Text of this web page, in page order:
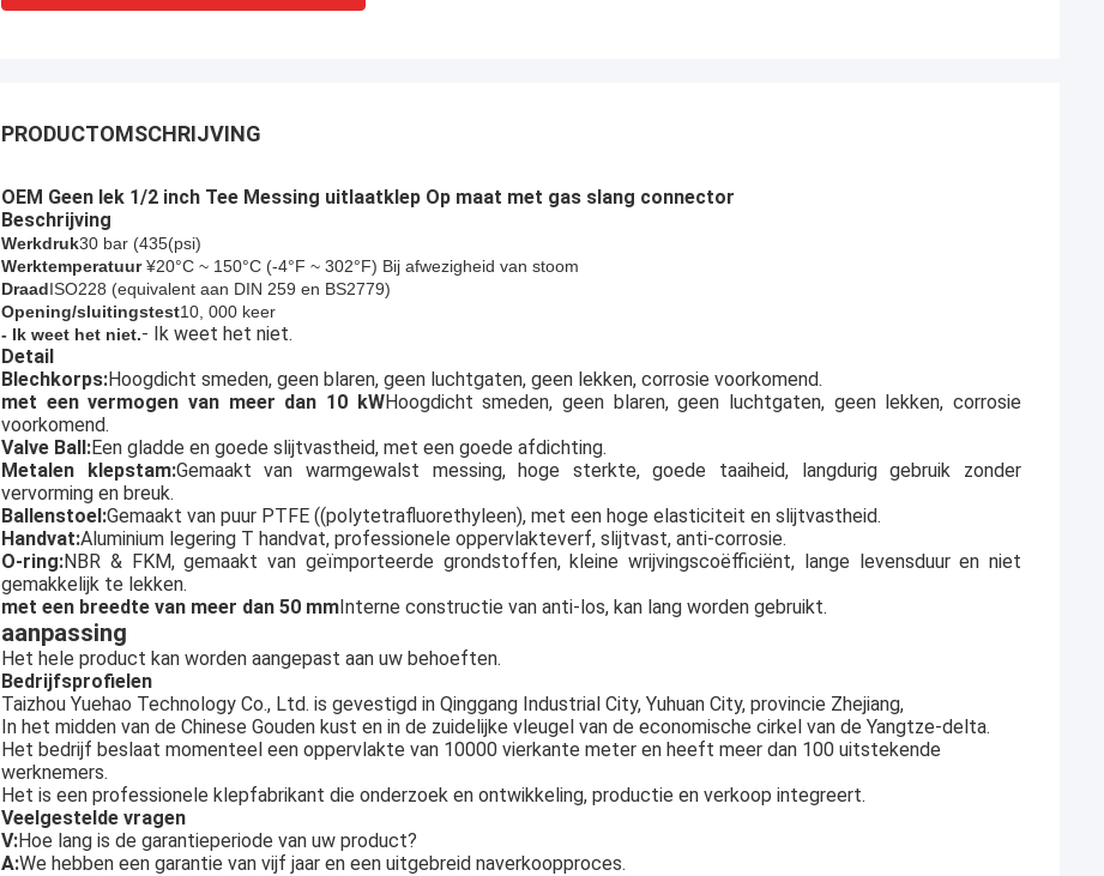
PRODUCTOMSCHRIJVING
OEM Geen lek 1/2 inch Tee Messing uitlaatklep Op maat met gas slang connector
Beschrijving
Werkdruk30 bar (435(psi)
Werktemperatuur ¥20°C ~ 150°C (-4°F ~ 302°F) Bij afwezigheid van stoom
DraadISO228 (equivalent aan DIN 259 en BS2779)
Opening/sluitingstest10, 000 keer
- Ik weet het niet.- Ik weet het niet.
Detail
Blechkorps:Hoogdicht smeden, geen blaren, geen luchtgaten, geen lekken, corrosie voorkomend.
met een vermogen van meer dan 10 kWHoogdicht smeden, geen blaren, geen luchtgaten, geen lekken, corrosie
voorkomend.
Valve Ball:Een gladde en goede slijtvastheid, met een goede afdichting.
Metalen klepstam:Gemaakt van warmgewalst messing, hoge sterkte, goede taaiheid, langdurig gebruik zonder
vervorming en breuk.
Ballenstoel:Gemaakt van puur PTFE ((polytetrafluorethyleen), met een hoge elasticiteit en slijtvastheid.
Handvat:Aluminium legering T handvat, professionele oppervlakteverf, slijtvast, anti-corrosie.
O-ring:NBR & FKM, gemaakt van geïmporteerde grondstoffen, kleine wrijvingscoëfficiënt, lange levensduur en niet
gemakkelijk te lekken.
met een breedte van meer dan 50 mmInterne constructie van anti-los, kan lang worden gebruikt.
aanpassing
Het hele product kan worden aangepast aan uw behoeften.
Bedrijfsprofielen
Taizhou Yuehao Technology Co., Ltd. is gevestigd in Qinggang Industrial City, Yuhuan City, provincie Zhejiang,
In het midden van de Chinese Gouden kust en in de zuidelijke vleugel van de economische cirkel van de Yangtze-delta.
Het bedrijf beslaat momenteel een oppervlakte van 10000 vierkante meter en heeft meer dan 100 uitstekende
werknemers.
Het is een professionele klepfabrikant die onderzoek en ontwikkeling, productie en verkoop integreert.
Veelgestelde vragen
V:Hoe lang is de garantieperiode van uw product?
A:We hebben een garantie van vijf jaar en een uitgebreid naverkoopproces.